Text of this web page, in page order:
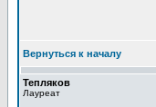
Вернуться к началу
Тепляков
Лауреат